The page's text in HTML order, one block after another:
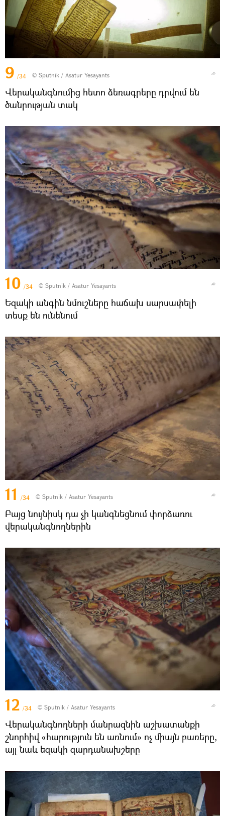
9 /34 © Sputnik / Asatur Yesayants
Վերականգնումից հետո ձեռագրերը դրվում են
ծանրության տակ
10 /34 © Sputnik / Asatur Yesayants
Եզակի անգին նմուշները հաճախ սարսափելի
տեսք են ունենում
11 /34 © Sputnik / Asatur Yesayants
Բայց նույնիսկ դա չի կանգնեցնում փորձառու
վերականգնողներին
12 /34 © Sputnik / Asatur Yesayants
Վերականգնողների մանրազնին աշխատանքի
շնորհիվ «հարություն են առնում» ոչ միայն բառերը,
այլ նաև եզակի զարդանախշերը